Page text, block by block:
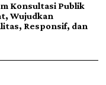
Konsultasi Publik
Wujudkan
Responsif, dan